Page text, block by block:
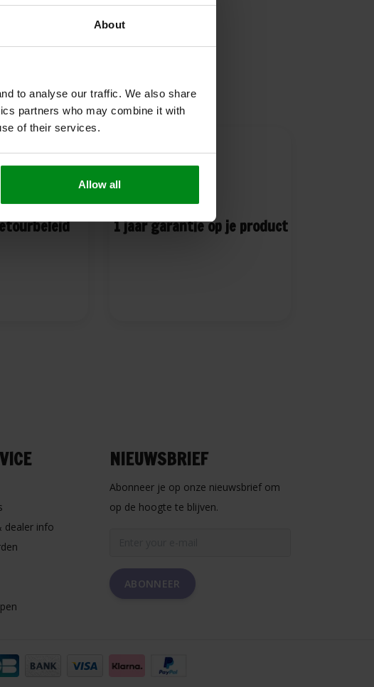
About
to analyse our traffic. We also share
partners who may combine it with
of their services.
Allow all
1 jaar garantie op je product
dealer info
NIEUWSBRIEF
Abonneer je op onze nieuwsbrief om
op de hoogte te blijven.
ABONNEER